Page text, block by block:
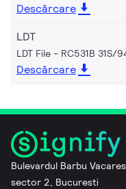
Descărcare
LDT
LDT File - RC531B 31S/
Descărcare
Bulevardul Barbu
sector 2, Bucuresti